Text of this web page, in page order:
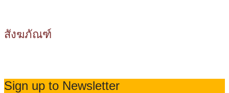
สังฆภัณฑ์
Sign up to Newsletter